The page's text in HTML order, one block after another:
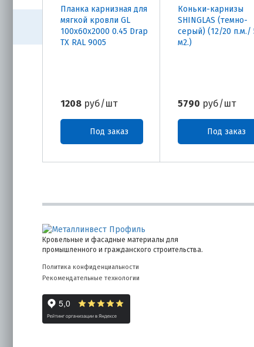
Планка карнизная для
мягкой кровли GL
100х60х2000 0.45 Drap
TX RAL 9005
1208 руб/шт
Под заказ
Коньки-карнизы
SHINGLAS (темно-
серый) (12/20 п.м./
м2.)
5790 руб/шт
Под заказ
Кровельные и фасадные материалы для
промышленного и гражданского строительства.
Политика конфиденциальности
Рекомендательные технологии